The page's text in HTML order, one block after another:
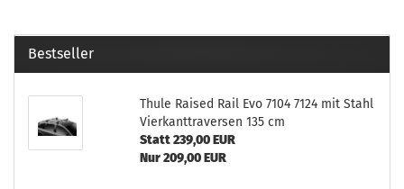
Bestseller
Thule Raised Rail Evo 7104 7124 mit Stahl
Vierkanttraversen 135 cm
Statt 239,00 EUR
Nur 209,00 EUR